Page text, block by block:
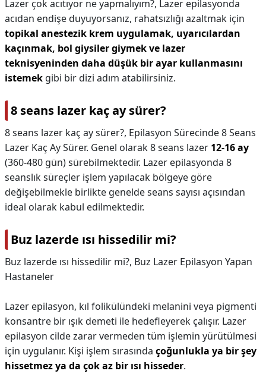
Lazer çok acıtıyor ne yapmalıyım?, Lazer epilasyonda
acıdan endişe duyuyorsanız, rahatsızlığı azaltmak için
topikal anestezik krem uygulamak, uyarıcılardan
kaçınmak, bol giysiler giymek ve lazer
teknisyeninden daha düşük bir ayar kullanmasını
istemek gibi bir dizi adım atabilirsiniz.
8 seans lazer kaç ay sürer?
8 seans lazer kaç ay sürer?, Epilasyon Sürecinde 8 Seans
Lazer Kaç Ay Sürer. Genel olarak 8 seans lazer 12-16 ay
(360-480 gün) sürebilmektedir. Lazer epilasyonda 8
seanslık süreçler işlem yapılacak bölgeye göre
değişebilmekle birlikte genelde seans sayısı açısından
ideal olarak kabul edilmektedir.
Buz lazerde ısı hissedilir mi?
Buz lazerde ısı hissedilir mi?, Buz Lazer Epilasyon Yapan
Hastaneler
Lazer epilasyon, kıl folikülündeki melanini veya pigmenti
konsantre bir ışık demeti ile hedefleyerek çalışır. Lazer
epilasyon cilde zarar vermeden tüm işlemin yürütülmesi
için uygulanır. Kişi işlem sırasında çoğunlukla ya bir şey
hissetmez ya da çok az bir ısı hisseder.